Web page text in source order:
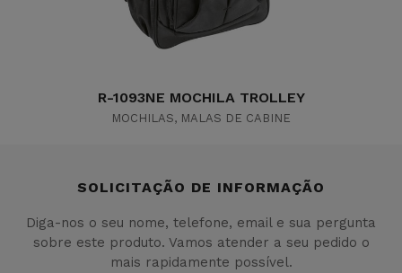
R-1093NE MOCHILA TROLLEY
MOCHILAS, MALAS DE CABINE
SOLICITAÇÃO DE INFORMAÇÃO
Diga-nos o seu nome, telefone, email e sua pergunta
sobre este produto. Vamos atender a seu pedido o
mais rapidamente possível.